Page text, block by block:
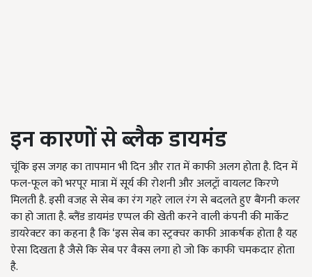
इन कारणों से ब्लैक डायमंड
चूंकि इस जगह का तापमान भी दिन और रात में काफी अलग होता है. दिन में
फल-फूल को भरपूर मात्रा में सूर्य की रोशनी और अलट्रॉ वायलट किरणे
मिलती है. इसी वजह से सेब का रंग गहरे लाल रंग से बदलते हुए बैंगनी कलर
का हो जाता है. ब्लैंड डायमंड एप्पल की खेती करने वाली कंपनी की मार्केट
डायरेक्टर का कहना है कि ‘इस सेब का स्ट्रक्चर काफी आकर्षक होता है यह
ऐसा दिखता है जैसे कि सेब पर वैक्स लगा हो जो कि काफी चमकदार होता
है.